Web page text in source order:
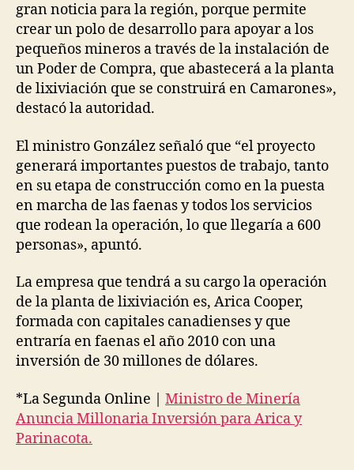
gran noticia para la región, porque permite
crear un polo de desarrollo para apoyar a los
pequeños mineros a través de la instalación de
un Poder de Compra, que abastecerá a la planta
de lixiviación que se construirá en Camarones»,
destacó la autoridad.
El ministro González señaló que “el proyecto
generará importantes puestos de trabajo, tanto
en su etapa de construcción como en la puesta
en marcha de las faenas y todos los servicios
que rodean la operación, lo que llegaría a 600
personas», apuntó.
La empresa que tendrá a su cargo la operación
de la planta de lixiviación es, Arica Cooper,
formada con capitales canadienses y que
entraría en faenas el año 2010 con una
inversión de 30 millones de dólares.
*La Segunda Online | Ministro de Minería
Anuncia Millonaria Inversión para Arica y
Parinacota.